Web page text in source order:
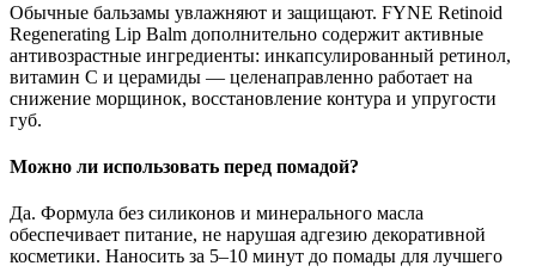
Обычные бальзамы увлажняют и защищают. FYNE Retinoid
Regenerating Lip Balm дополнительно содержит активные
антивозрастные ингредиенты: инкапсулированный ретинол,
витамин C и церамиды — целенаправленно работает на
снижение морщинок, восстановление контура и упругости
губ.
Можно ли использовать перед помадой?
Да. Формула без силиконов и минерального масла
обеспечивает питание, не нарушая адгезию декоративной
косметики. Наносить за 5–10 минут до помады для лучшего